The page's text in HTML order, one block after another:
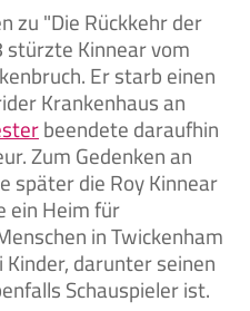
zu "Die Rückkehr der
Kinnear vom
Er starb einen
Krankenhaus an
beendete daraufhin
Zum Gedenken an
später die Roy Kinnear
ein Heim für
in Twickenham
darunter seinen
Schauspieler ist.